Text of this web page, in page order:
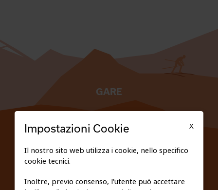
GARE
X
Impostazioni Cookie
Il nostro sito web utilizza i cookie, nello specifico
cookie tecnici.
Inoltre, previo consenso, l'utente può accettare